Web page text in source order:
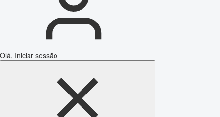
Olá, Iniciar sessão